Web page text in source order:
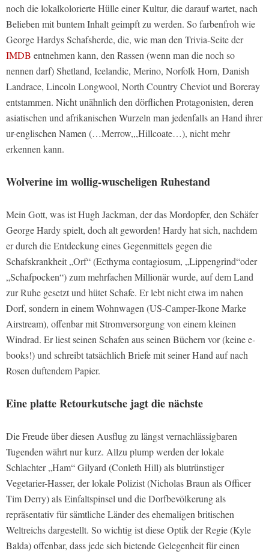
noch die lokalkolorierte Hülle einer Kultur, die darauf wartet, nach
Belieben mit buntem Inhalt geimpft zu werden. So farbenfroh wie
George Hardys Schafsherde, die, wie man den Trivia-Seite der
IMDB entnehmen kann, den Rassen (wenn man die noch so
nennen darf) Shetland, Icelandic, Merino, Norfolk Horn, Danish
Landrace, Lincoln Longwool, North Country Cheviot und Boreray
entstammen. Nicht unähnlich den dörflichen Protagonisten, deren
asiatischen und afrikanischen Wurzeln man jedenfalls an Hand ihrer
ur-englischen Namen (…Merrow,,,Hillcoate…), nicht mehr
erkennen kann.
Wolverine im wollig-wuscheligen Ruhestand
Mein Gott, was ist Hugh Jackman, der das Mordopfer, den Schäfer
George Hardy spielt, doch alt geworden! Hardy hat sich, nachdem
er durch die Entdeckung eines Gegenmittels gegen die
Schafskrankheit „Orf“ (Ecthyma contagiosum, „Lippengrind“oder
„Schafpocken“) zum mehrfachen Millionär wurde, auf dem Land
zur Ruhe gesetzt und hütet Schafe. Er lebt nicht etwa im nahen
Dorf, sondern in einem Wohnwagen (US-Camper-Ikone Marke
Airstream), offenbar mit Stromversorgung von einem kleinen
Windrad. Er liest seinen Schafen aus seinen Büchern vor (keine e-
books!) und schreibt tatsächlich Briefe mit seiner Hand auf nach
Rosen duftendem Papier.
Eine platte Retourkutsche jagt die nächste
Die Freude über diesen Ausflug zu längst vernachlässigbaren
Tugenden währt nur kurz. Allzu plump werden der lokale
Schlachter „Ham“ Gilyard (Conleth Hill) als blutrünstiger
Vegetarier-Hasser, der lokale Polizist (Nicholas Braun als Officer
Tim Derry) als Einfaltspinsel und die Dorfbevölkerung als
repräsentativ für sämtliche Länder des ehemaligen britischen
Weltreichs dargestellt. So wichtig ist diese Optik der Regie (Kyle
Balda) offenbar, dass jede sich bietende Gelegenheit für einen